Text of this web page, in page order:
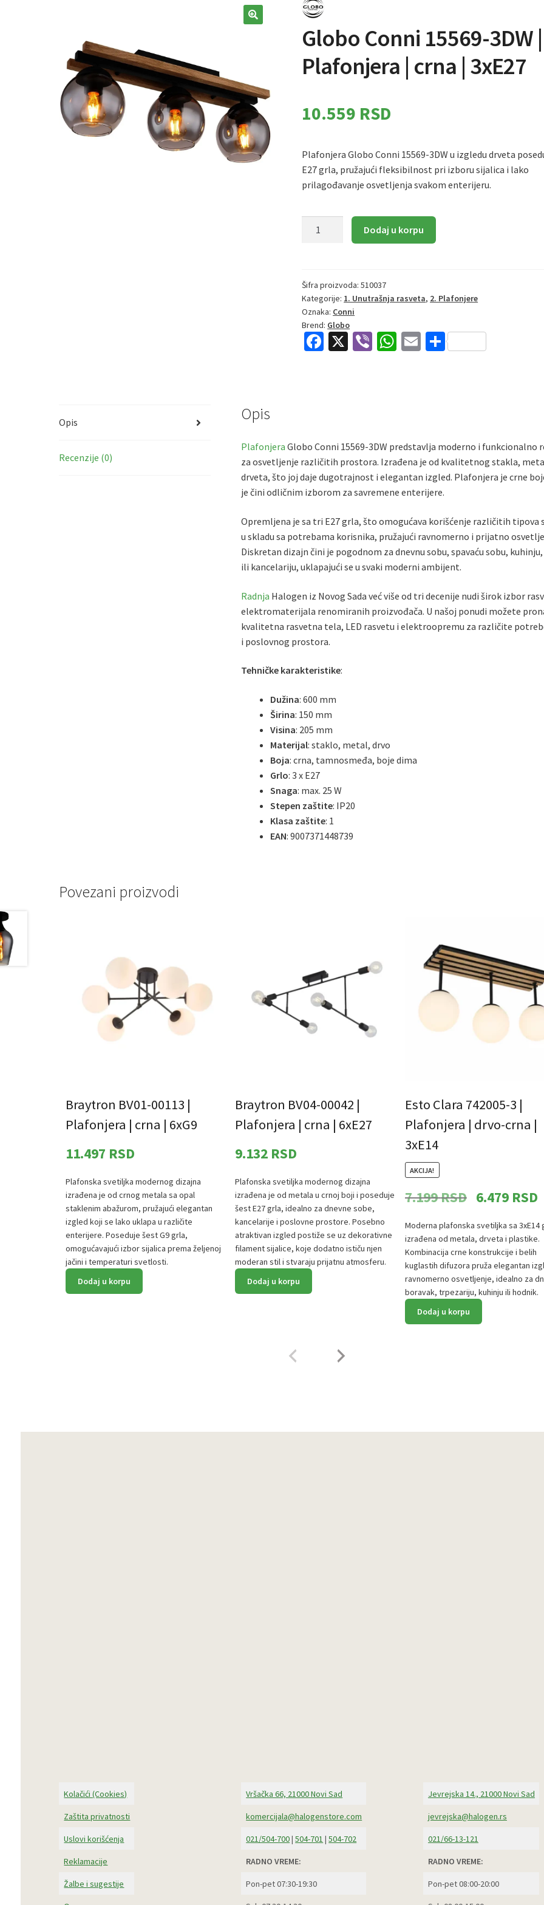
Globo Conni 15569-3DW |
Plafonjera | crna | 3xE27
10.559 RSD
Plafonjera Globo Conni 15569-3DW u izgledu drveta
E27 grla, pružajući fleksibilnost pri izboru sijalica i lako
prilagođavanje osvetljenja svakom enterijeru.
|
Plafonjera
|
crna
Dodaj u korpu
Šifra proizvoda:510037
Kategorije: 1. Unutrašnja rasveta, 2. Plafonjere
Oznaka: Conni
Brend: Globo
Fa X
Vi W
p
E
S
Opis
Recenzije (0)
Opis
Plafonjera Globo Conni 15569-3DW predstavlja moderno i funkcionalno
za osvetljenje različitih prostora. Izrađena je od kvalitetnog stakla,
drveta, što joj daje dugotrajnost i elegantan izgled. Plafonjera je crne
je čini odličnim izborom za savremene enterijere.
Opremljena je sa tri E27 grla, što omogućava korišćenje različitih tipova
u skladu sa potrebama korisnika, pružajući ravnomerno i prijatno
Diskretan dizajn čini je pogodnom za dnevnu sobu, spavaću sobu,
ili kancelariju, uklapajući se u svaki moderni ambijent.
Radnja Halogen iz Novog Sada već više od tri decenije nudi širok izbor
elektromaterijala renomiranih proizvođača. U našoj ponudi možete
kvalitetna rasvetna tela, LED rasvetu i elektroopremu za različite
i poslovnog prostora.
Tehničke karakteristike:
Dužina: 600 mm
Širina: 150 mm
Visina: 205 mm
Materijal: staklo, metal, drvo
Boja: crna, tamnosmeđa, boje dima
Grlo: 3 x E27
Snaga: max. 25 W
Stepen zaštite: IP20
Klasa zaštite: 1
EAN: 9007371448739
Povezani proizvodi
Braytron BV01-00113 |
Plafonjera | crna | 6xG9
11.497 RSD
Plafonska svetiljka modernog dizajna
izrađena je od crnog metala sa opal
staklenim abažurom, pružajući elegantan
izgled koji se lako uklapa u različite
enterijere. Poseduje šest G9 grla,
omogućavajući izbor sijalica prema željenoj
jačini i temperaturi svetlosti.
Dodaj u korpu
Braytron BV04-00042 |
Plafonjera | crna | 6xE27
9.132 RSD
Plafonska svetiljka modernog dizajna
izrađena je od metala u crnoj boji i poseduje
šest E27 grla, idealno za dnevne sobe,
kancelarije i poslovne prostore. Posebno
atraktivan izgled postiže se uz dekorativne
filament sijalice, koje dodatno ističu njen
moderan stil i stvaraju prijatnu atmosferu.
Dodaj u korpu
Esto Clara 742005-3 |
Plafonjera | drvo-crna |
3xE14
AKCIJA!
7.199RSD
Originalna
je
bila:
7.199 RSD.
6.479 RSD
Moderna plafonska svetiljka sa 3xE14
izrađena od metala, drveta i plastike.
Kombinacija crne konstrukcije i belih
kuglastih difuzora pruža elegantan
ravnomerno osvetljenje, idealno za
boravak, trpezariju, kuhinju ili hodnik.
Dodaj u korpu
Kolačići (Cookies)
Zaštita privatnosti
Uslovi korišćenja
Reklamacije
Žalbe i sugestije
Vršačka 66, 21000 Novi Sad
komercijala@halogenstore.com
021/504-700|504-701 |504-702
RADNO VREME:
Pon-pet 07:30-19:30
Jevrejska 14., 21000 Novi Sad
jevrejska@halogen.rs
021/66-13-121
RADNO VREME:
Pon-pet 08:00-20:00